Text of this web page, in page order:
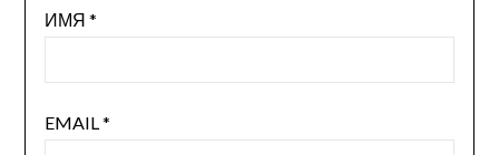
ИМЯ *
EMAIL *